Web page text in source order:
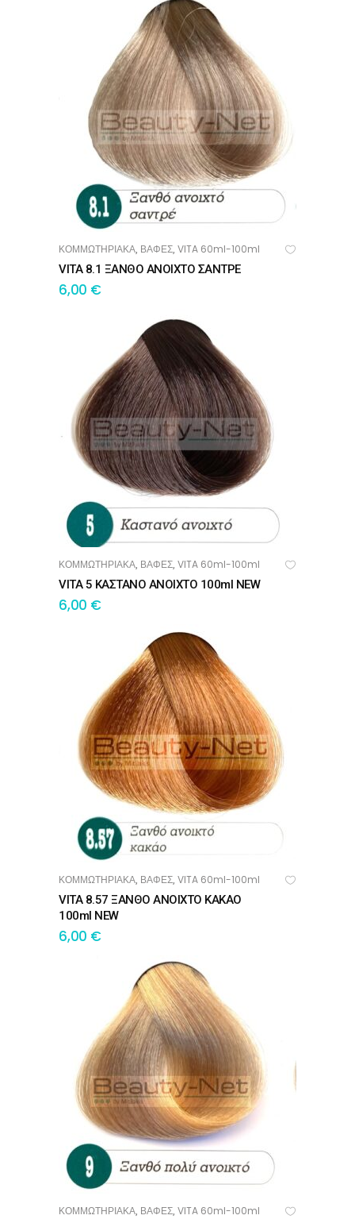
ΠΡΟΣΘΉΚΗ ΣΤΟ ΚΑΛΆΘΙ
ΚΟΜΜΩΤΗΡΙΑΚΑ, ΒΑΦΕΣ, VITA 60ml-100ml
VITA 8.1 ΞΑΝΘΟ ΑΝΟΙΧΤΟ ΣΑΝΤΡΕ
6,00 €
ΠΡΟΣΘΉΚΗ ΣΤΟ ΚΑΛΆΘΙ
ΚΟΜΜΩΤΗΡΙΑΚΑ, ΒΑΦΕΣ, VITA 60ml-100ml
VITA 5 ΚΑΣΤΑΝΟ ΑΝΟΙΧΤΟ 100ml NEW
6,00 €
ΠΡΟΣΘΉΚΗ ΣΤΟ ΚΑΛΆΘΙ
ΚΟΜΜΩΤΗΡΙΑΚΑ, ΒΑΦΕΣ, VITA 60ml-100ml
VITA 8.57 ΞΑΝΘΟ ΑΝΟΙΧΤΟ ΚΑΚΑΟ
100ml NEW
6,00 €
ΠΡΟΣΘΉΚΗ ΣΤΟ ΚΑΛΆΘΙ
ΚΟΜΜΩΤΗΡΙΑΚΑ, ΒΑΦΕΣ, VITA 60ml-100ml